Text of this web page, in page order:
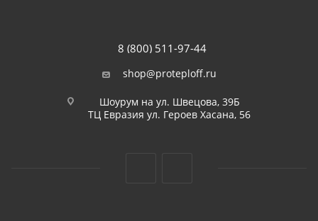
8 (800) 511-97-44
shop@proteploff.ru
Шоурум на ул. Швецова, 39Б
ТЦ Евразия ул. Героев Хасана, 56